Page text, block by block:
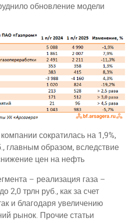
обновление модели
сократилась на 1,9%,
главным образом, вследствие
цен на нефть
– реализация газа –
2,0 трлн руб., как за счет
и благодаря увеличению
рынок. Прочие статьи